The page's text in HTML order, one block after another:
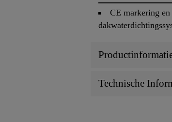
CE markering
Technische